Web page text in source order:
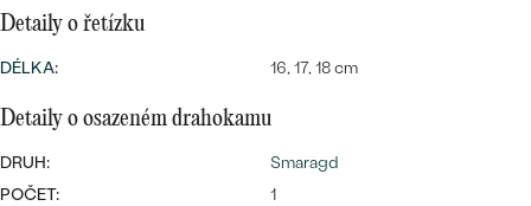
Wave kolekce
PROHLÉDNOUT
OBJEVIT
Detaily o řetízku
DÉLKA: 16, 17, 18 cm
Detaily o osazeném drahokamu
DRUH:
Smaragd
POČET:
1